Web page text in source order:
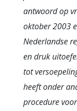
antwoord op
oktober 2003
Nederlandse
en druk
tot
heeft onder
procedure